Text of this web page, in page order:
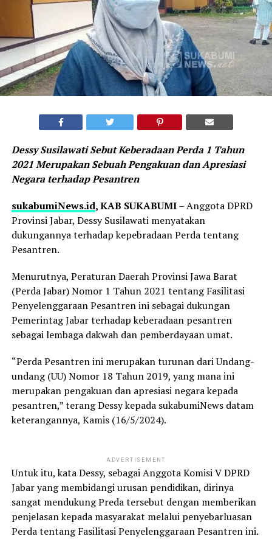
Dessy Susilawati Sebut Keberadaan Perda 1 Tahun
2021 Merupakan Sebuah Pengakuan dan Apresiasi
Negara terhadap Pesantren
sukabumiNews.id, KAB SUKABUMI– Anggota DPRD
Provinsi Jabar, Dessy Susilawati menyatakan
dukungannya terhadap kepebradaan Perda tentang
Pesantren.
Menurutnya, Peraturan Daerah Provinsi Jawa Barat
(Perda Jabar) Nomor 1 Tahun 2021 tentang Fasilitasi
Penyelenggaraan Pesantren ini sebagai dukungan
Pemerintag Jabar terhadap keberadaan pesantren
sebagai lembaga dakwah dan pemberdayaan umat.
“Perda Pesantren ini merupakan turunan dari Undang-
undang (UU) Nomor 18 Tahun 2019, yang mana ini
merupakan pengakuan dan apresiasi negara kepada
pesantren,” terang Dessy kepada sukabumiNews datam
keterangannya, Kamis (16/5/2024).
ADVERTISEMENT
Untuk itu, kata Dessy, sebagai Anggota Komisi V DPRD
Jabar yang membidangi urusan pendidikan, dirinya
sangat mendukung Preda tersebut dengan memberikan
penjelasan kepada masyarakat melalui penyebarluasan
Perda tentang Fasilitasi Penyelenggaraan Pesantren ini.